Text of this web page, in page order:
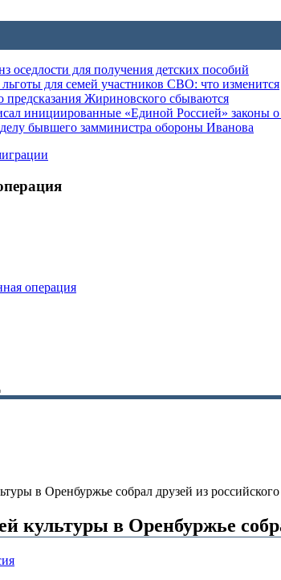
оседлости для получения детских пособий
для семей участников СВО: что изменится
предсказания Жириновского сбываются
инициированные «Единой Россией» законы о
бывшего замминистра обороны Иванова
операция
в Оренбуржье собрал друзей из
культуры в Оренбуржье